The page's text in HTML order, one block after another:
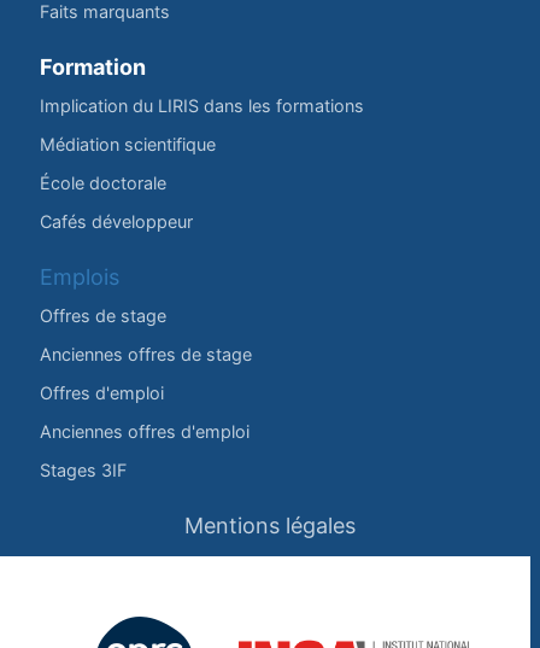
Faits marquants
Formation
Implication du LIRIS dans les formations
Médiation scientifique
École doctorale
Cafés développeur
Emplois
Offres de stage
Anciennes offres de stage
Offres d'emploi
Anciennes offres d'emploi
Stages 3IF
Mentions légales